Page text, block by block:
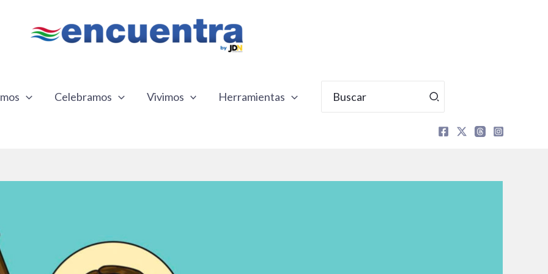
Celebramos Vivimos Herramientas
por: